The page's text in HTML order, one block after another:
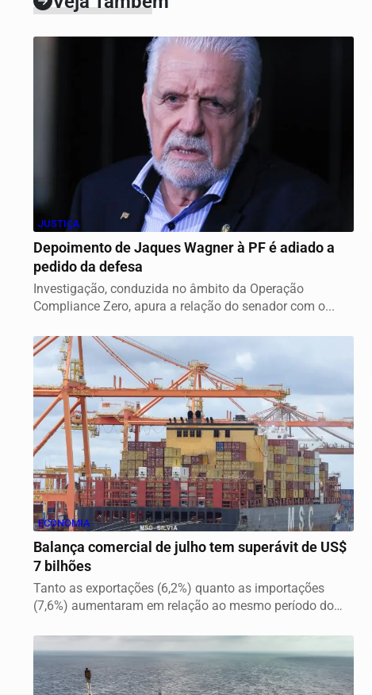
JUSTIÇA
Depoimento de Jaques Wagner à PF é adiado a
pedido da defesa
Investigação, conduzida no âmbito da Operação
Compliance Zero, apura a relação do senador com o...
ECONOMIA
Balança comercial de julho tem superávit de US$
7 bilhões
Tanto as exportações (6,2%) quanto as importações
(7,6%) aumentaram em relação ao mesmo período do